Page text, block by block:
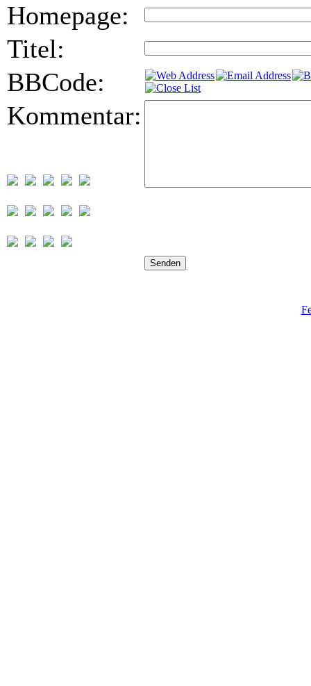
Homepage:
Titel:
BBCode:
Kommentar: